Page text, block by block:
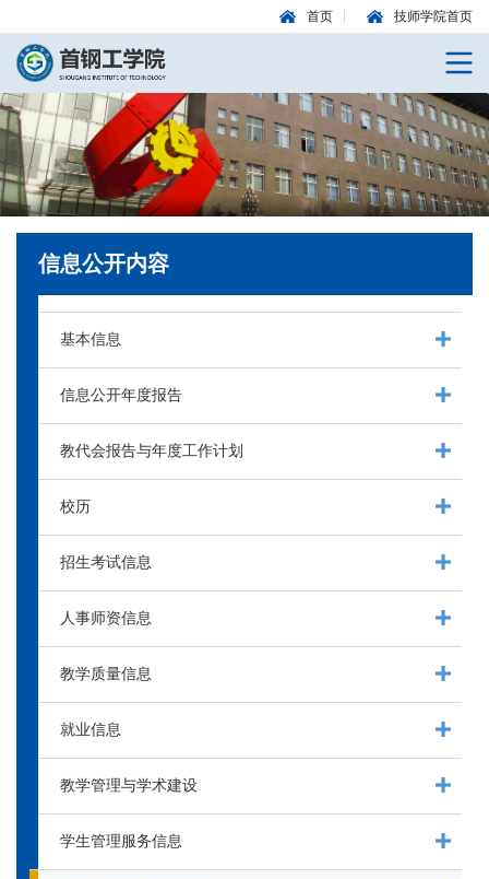
首页 技师学院首页
信息公开内容
基本信息
信息公开年度报告
教代会报告与年度工作计划
校历
招生考试信息
人事师资信息
教学质量信息
就业信息
教学管理与学术建设
学生管理服务信息